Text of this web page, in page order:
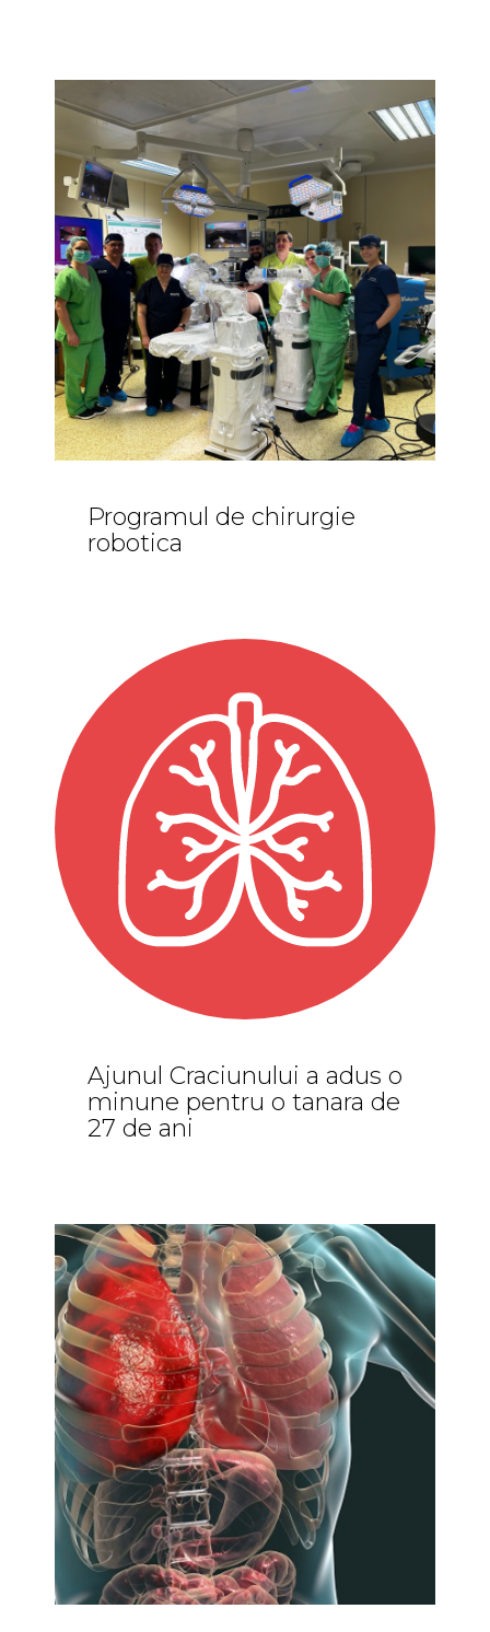
Programul de chirurgie
robotica
Ajunul Craciunului a adus o
minune pentru o tanara de
27 de ani